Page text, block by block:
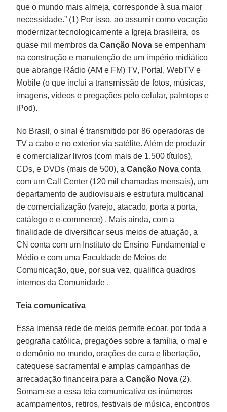
que o mundo mais almeja, corresponde à sua maior
necessidade.” (1) Por isso, ao assumir como vocação
modernizar tecnologicamente a Igreja brasileira, os
quase mil membros daCanção Nova se empenham
na construção e manutenção de um império midiático
que abrange Rádio (AM e FM) TV, Portal, WebTV e
Mobile (o que inclui a transmissão de fotos, músicas,
imagens, vídeos e pregações pelo celular, palmtops e
iPod).
No Brasil, o sinal é transmitido por 86 operadoras de
TV a cabo e no exterior via satélite. Além de produzir
e comercializar livros (com mais de 1.500 títulos),
CDs, e DVDs (mais de 500), aCanção Nova conta
com um Call Center (120 mil chamadas mensais), um
departamento de audiovisuais e estrutura multicanal
de comercialização (varejo, atacado, porta a porta,
catálogo e e-commerce) . Mais ainda, com a
finalidade de diversificar seus meios de atuação, a
CN conta com um Instituto de Ensino Fundamental e
Médio e com uma Faculdade de Meios de
Comunicação, que, por sua vez, qualifica quadros
internos da Comunidade .
Teia comunicativa
Essa imensa rede de meios permite ecoar, por toda a
geografia católica, pregações sobre a família, o mal e
o demônio no mundo, orações de cura e libertação,
catequese sacramental e amplas campanhas de
arrecadação financeira para aCanção Nova (2).
Somam-se a essa teia comunicativa os inúmeros
acampamentos, retiros, festivais de música, encontros